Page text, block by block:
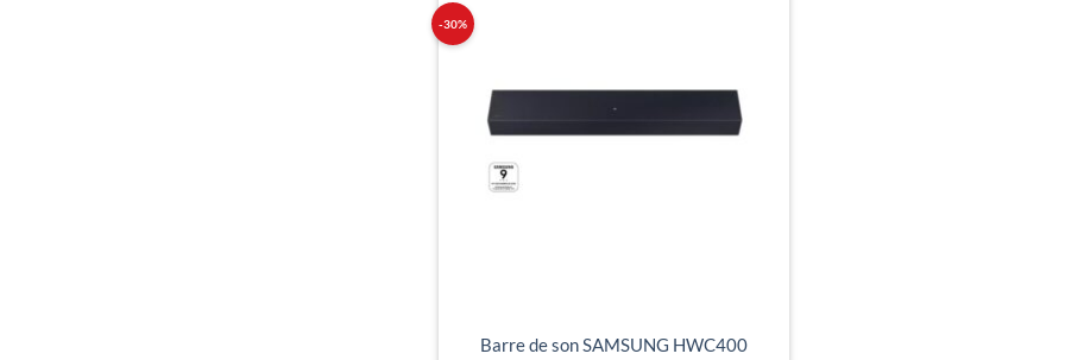
-30%
d'envies
Barre de son SAMSUNG HWC400